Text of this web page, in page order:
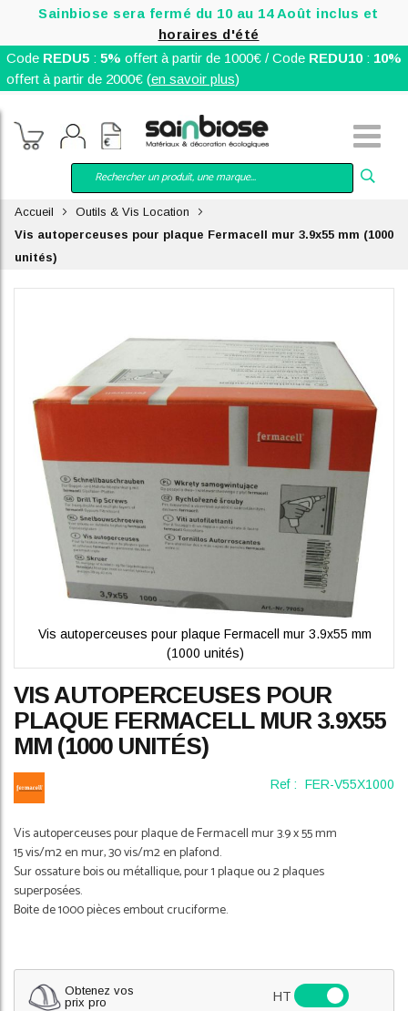
Sainbiose sera fermé du 10 au 14 Août inclus et
horaires d'été
Code REDU5: 5% offert à partir de 1000€ / Code REDU10: 10%
offert à partir de 2000€ (en savoir plus)
Accueil
Outils & Vis Location
Vis autoperceuses pour plaque Fermacell mur 3.9x55 mm (1000
unités)
VIS AUTOPERCEUSES POUR
PLAQUE FERMACELL MUR 3.9X55
MM (1000 UNITÉS)
Ref : FER-V55X1000
Vis autoperceuses pour plaque de Fermacell mur 3.9 x 55 mm
15 vis/m2 en mur, 30 vis/m2 en plafond.
Sur ossature bois ou métallique, pour 1 plaque ou 2 plaques
superposées.
Boite de 1000 pièces embout cruciforme.
images
gallery
Vis autoperceuses pour plaque Fermacell mur 3.9x55 mm
(1000 unités)
to
the
beginning
of
Obtenez vos
prix pro
HT